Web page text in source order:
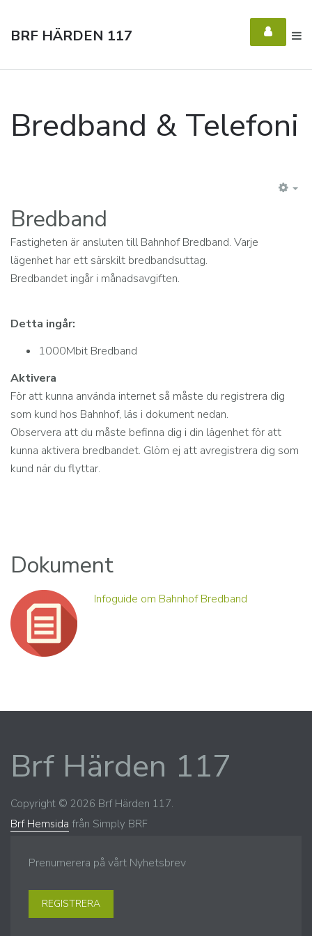
BRF HÄRDEN 117
Bredband & Telefoni
Bredband
Fastigheten är ansluten till Bahnhof Bredband. Varje
lägenhet har ett särskilt bredbandsuttag.
Bredbandet ingår i månadsavgiften.
Detta ingår:
1000Mbit Bredband
Aktivera
För att kunna använda internet så måste du registrera dig
som kund hos Bahnhof, läs i dokument nedan.
Observera att du måste befinna dig i din lägenhet för att
kunna aktivera bredbandet. Glöm ej att avregistrera dig som
kund när du flyttar.
Dokument
Infoguide om Bahnhof Bredband
Brf Härden 117
Copyright © 2026 Brf Härden 117.
Brf Hemsida från Simply BRF
Prenumerera på vårt Nyhetsbrev
REGISTRERA